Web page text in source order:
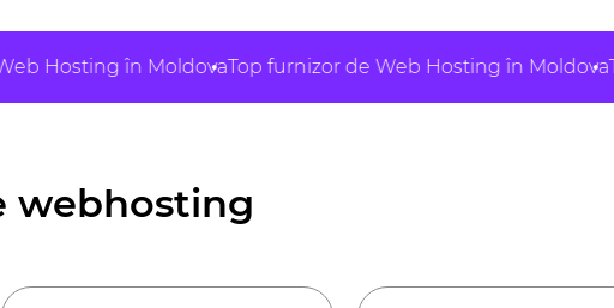
în MoldovaTop furnizor de Web Hosting în MoldovaTop
webhosting